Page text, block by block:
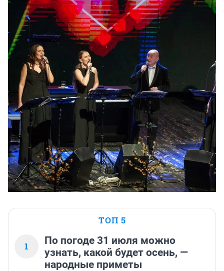
ТОП 5
1
По погоде 31 июля можно
узнать, какой будет осень, —
народные приметы